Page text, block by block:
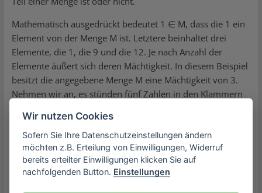
Mathematisch ausgedrückt bedeutet 1 ∈ M, dass die 1 ein
Element von der Menge M ist. Letztere beinhaltet drei
Elemente, die 1, die 9 und die 12. Je nach Anzahl der
Elemente äußert sich deren Mächtigkeit. In diesem Beispiel
besitzt die angegebene Menge M eine Mächtigkeit von 3.
Nehmen wir an, es stünden fünf Zahlen in den Klammern
die Angabe dieser existiert ebenso der Begriff Ordnung, die
als Synonym gilt.
Die leere Menge
Wir nutzen Cookies
Sofern Sie Ihre Datenschutzeinstellungen ändern
möchten z.B. Erteilung von Einwilligungen, Widerruf
bereits erteilter Einwilligungen klicken Sie auf
nachfolgenden Button. Einstellungen